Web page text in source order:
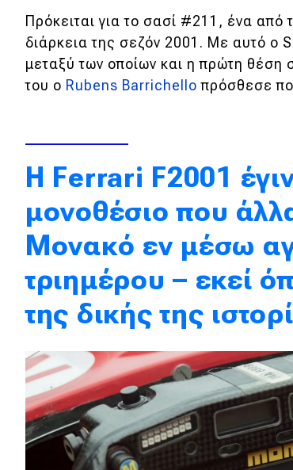
Πρωτότυπα
Ελλάδα
Κόσμος
Ασφάλεια
Αγορά
Απόψεις
Test Drive
Δοκιμή
Αποστολή
Συγκρίνουμε
Αγώνες
Formula 1
Πρόκειται για το σασί #211, ένα από
διάρκεια της σεζόν 2001. Με αυτό ο
μεταξύ των οποίων και η πρώτη θέση
του ο Rubens Barrichello πρόσθεσε
Η Ferrari F2001
μονοθέσιο που
Μονακό εν μέσω
τριημέρου – εκεί
της δικής της